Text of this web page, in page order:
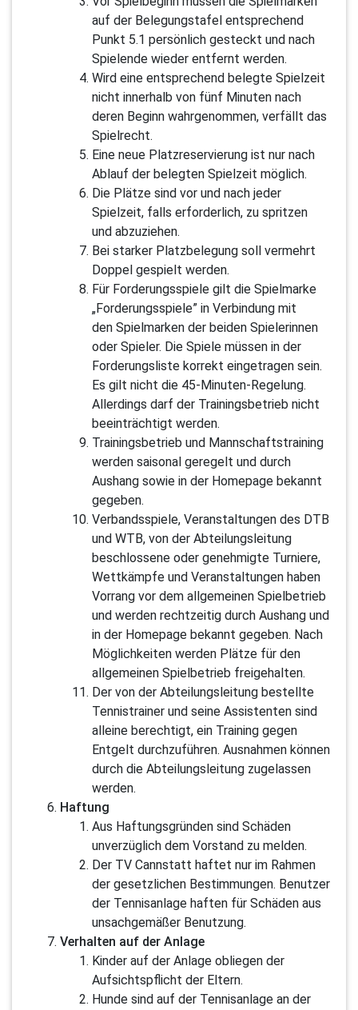
auf der Belegungstafel entsprechend
Punkt 5.1 persönlich gesteckt und nach
Spielende wieder entfernt werden.
Wird eine entsprechend belegte Spielzeit
nicht innerhalb von fünf Minuten nach
deren Beginn wahrgenommen, verfällt das
Spielrecht.
Eine neue Platzreservierung ist nur nach
Ablauf der belegten Spielzeit möglich.
Die Plätze sind vor und nach jeder
Spielzeit, falls erforderlich, zu spritzen
und abzuziehen.
Bei starker Platzbelegung soll vermehrt
Doppel gespielt werden.
Für Forderungsspiele gilt die Spielmarke
„Forderungsspiele” in Verbindung mit
den Spielmarken der beiden Spielerinnen
oder Spieler. Die Spiele müssen in der
Forderungsliste korrekt eingetragen sein.
Es gilt nicht die 45-Minuten-Regelung.
Allerdings darf der Trainingsbetrieb nicht
beeinträchtigt werden.
Trainingsbetrieb und Mannschaftstraining
werden saisonal geregelt und durch
Aushang sowie in der Homepage bekannt
gegeben.
Verbandsspiele, Veranstaltungen des DTB
und WTB, von der Abteilungsleitung
beschlossene oder genehmigte Turniere,
Wettkämpfe und Veranstaltungen haben
Vorrang vor dem allgemeinen Spielbetrieb
und werden rechtzeitig durch Aushang und
in der Homepage bekannt gegeben. Nach
Möglichkeiten werden Plätze für den
allgemeinen Spielbetrieb freigehalten.
Der von der Abteilungsleitung bestellte
Tennistrainer und seine Assistenten sind
alleine berechtigt, ein Training gegen
Entgelt durchzuführen. Ausnahmen können
durch die Abteilungsleitung zugelassen
werden.
Haftung
Aus Haftungsgründen sind Schäden
unverzüglich dem Vorstand zu melden.
Der TV Cannstatt haftet nur im Rahmen
der gesetzlichen Bestimmungen. Benutzer
der Tennisanlage haften für Schäden aus
unsachgemäßer Benutzung.
Verhalten auf der Anlage
Kinder auf der Anlage obliegen der
Aufsichtspflicht der Eltern.
Hunde sind auf der Tennisanlage an der